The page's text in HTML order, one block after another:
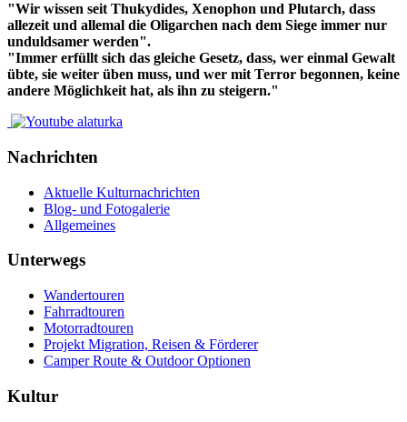
"Wir wissen seit Thukydides, Xenophon und Plutarch, dass
allezeit und allemal die Oligarchen nach dem Siege immer nur
unduldsamer werden".
"Immer erfüllt sich das gleiche Gesetz, dass, wer einmal Gewalt
übte, sie weiter üben muss, und wer mit Terror begonnen, keine
andere Möglichkeit hat, als ihn zu steigern."
Nachrichten
Aktuelle Kulturnachrichten
Blog- und Fotogalerie
Allgemeines
Unterwegs
Wandertouren
Fahrradtouren
Motorradtouren
Projekt Migration, Reisen & Förderer
Camper Route & Outdoor Optionen
Kultur